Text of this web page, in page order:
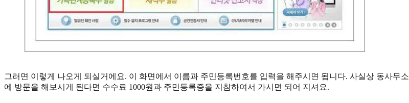
그러면 이렇게 나오게 되실거에요. 이 화면에서 이름과 주민등록번호를 입력을 해주시면 됩니다. 사실상 동사무소
에 방문을 해보시게 된다면 수수료 1000원과 주민등록증을 지참하여서 가시면 되어 지셔요.